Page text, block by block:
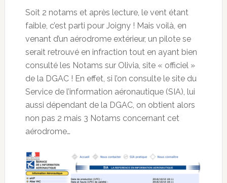
Soit 2 notams et après lecture, le vent étant
faible, c’est parti pour Joigny ! Mais voilà, en
venant d’un aérodrome extérieur, un pilote se
serait retrouvé en infraction tout en ayant bien
consulté les Notams sur Olivia, site « officiel »
de la DGAC ! En effet, si l’on consulte le site du
Service de l’information aéronautique (SIA), lui
aussi dépendant de la DGAC, on obtient alors
non pas 2 mais 3 Notams concernant cet
aérodrome…